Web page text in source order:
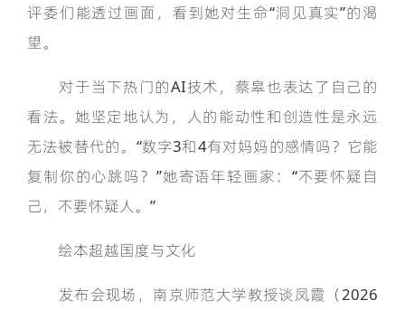
评委们能透过画面，看到她对生命“洞见真实”的渴
望。
对于当下热门的AI技术，蔡皋也表达了自己的
看法。她坚定地认为，人的能动性和创造性是永远
无法被替代的。“数字3和4有对妈妈的感情吗？它能
复制你的心跳吗？”她寄语年轻画家：“不要怀疑自
己，不要怀疑人。”
绘本超越国度与文化
发布会现场，南京师范大学教授谈凤霞（2026